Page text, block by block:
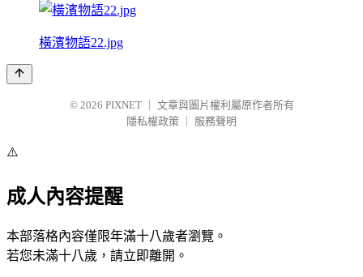
橫濱物語22.jpg
© 2026 PIXNET
文章與圖片權利屬原作者所有
隱私權政策
服務聲明
⚠️
成人內容提醒
本部落格內容僅限年滿十八歲者瀏覽。
若您未滿十八歲，請立即離開。